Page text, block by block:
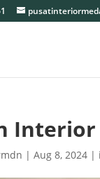
Interior
|Aug 8, 2024 |